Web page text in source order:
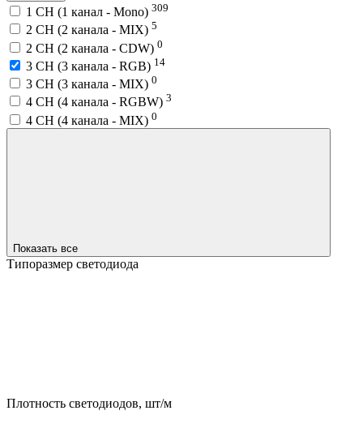
1 CH (1 канал - Mono) 309
2 CH (2 канала - MIX) 5
2 CH (2 канала - CDW) 0
3 CH (3 канала - RGB) 14
3 CH (3 канала - MIX) 0
4 CH (4 канала - RGBW) 3
4 CH (4 канала - MIX) 0
Показать все
Типоразмер светодиода
Плотность светодиодов, шт/м